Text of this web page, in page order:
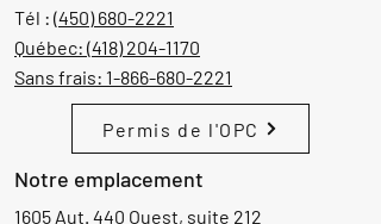
Tél : (450) 680-2221
Québec: (418) 204-1170
Sans frais: 1-866-680-2221
Permis de l'OPC
Notre emplacement
1605 Aut. 440 Ouest, suite 212